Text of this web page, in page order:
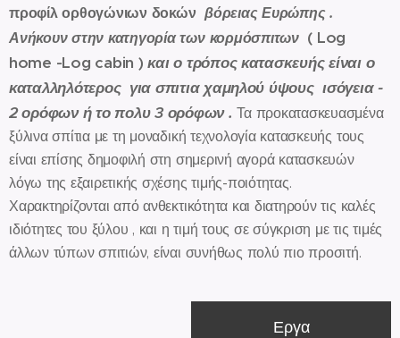
προφίλ ορθογώνιων δοκών βόρειας Ευρώπης .
Ανήκουν στην κατηγορία των κορμόσπιτων ( Log
home -Log cabin )και ο τρόπος κατασκευής είναι ο
καταλληλότερος για σπιτια χαμηλού ύψους ισόγεια -
2 ορόφων ή το πολυ 3 ορόφων .Τα προκατασκευασμένα
ξύλινα σπίτια με τη μοναδική τεχνολογία κατασκευής τους
είναι επίσης δημοφιλή στη σημερινή αγορά κατασκευών
λόγω της εξαιρετικής σχέσης τιμής-ποιότητας.
Χαρακτηρίζονται από ανθεκτικότητα και διατηρούν τις καλές
ιδιότητες του ξύλου , και η τιμή τους σε σύγκριση με τις τιμές
άλλων τύπων σπιτιών, είναι συνήθως πολύ πιο προσιτή.
Εργα